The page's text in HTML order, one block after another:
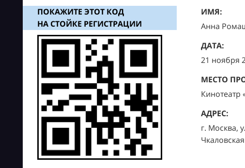
ПОКАЖИТЕ ЭТОТ КОД
НА СТОЙКЕ РЕГИСТРАЦИИ
ИМЯ:
Анна
ДАТА:
21 ноября
МЕСТО
Кинотеатр
АДРЕС:
г. Москва,